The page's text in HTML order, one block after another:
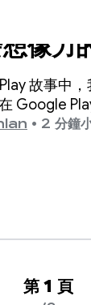
：
像力
故事中
Google
。 • 2 分鐘
第 1 頁